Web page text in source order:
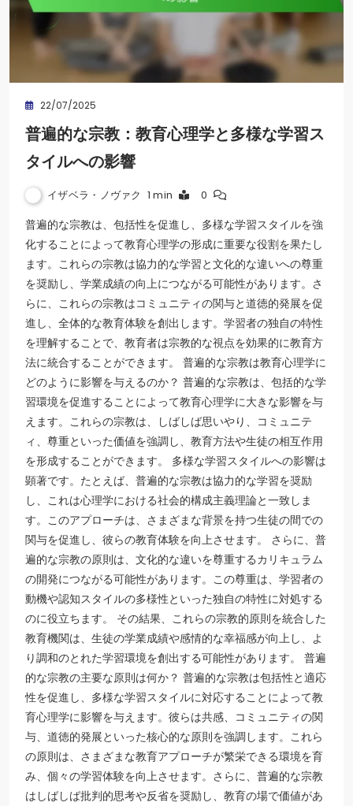
22/07/2025
普遍的な宗教：教育心理学と多様な学習ス
タイルへの影響
イザベラ・ノヴァク 1 min 0
普遍的な宗教は、包括性を促進し、多様な学習スタイルを強
化することによって教育心理学の形成に重要な役割を果たし
ます。これらの宗教は協力的な学習と文化的な違いへの尊重
を奨励し、学業成績の向上につながる可能性があります。さ
らに、これらの宗教はコミュニティの関与と道徳的発展を促
進し、全体的な教育体験を創出します。学習者の独自の特性
を理解することで、教育者は宗教的な視点を効果的に教育方
法に統合することができます。 普遍的な宗教は教育心理学に
どのように影響を与えるのか？ 普遍的な宗教は、包括的な学
習環境を促進することによって教育心理学に大きな影響を与
えます。これらの宗教は、しばしば思いやり、コミュニテ
ィ、尊重といった価値を強調し、教育方法や生徒の相互作用
を形成することができます。 多様な学習スタイルへの影響は
顕著です。たとえば、普遍的な宗教は協力的な学習を奨励
し、これは心理学における社会的構成主義理論と一致しま
す。このアプローチは、さまざまな背景を持つ生徒の間での
関与を促進し、彼らの教育体験を向上させます。 さらに、普
遍的な宗教の原則は、文化的な違いを尊重するカリキュラム
の開発につながる可能性があります。この尊重は、学習者の
動機や認知スタイルの多様性といった独自の特性に対処する
のに役立ちます。 その結果、これらの宗教的原則を統合した
教育機関は、生徒の学業成績や感情的な幸福感が向上し、よ
り調和のとれた学習環境を創出する可能性があります。 普遍
的な宗教の主要な原則は何か？ 普遍的な宗教は包括性と適応
性を促進し、多様な学習スタイルに対応することによって教
育心理学に影響を与えます。彼らは共感、コミュニティの関
与、道徳的発展といった核心的な原則を強調します。これら
の原則は、さまざまな教育アプローチが繁栄できる環境を育
み、個々の学習体験を向上させます。さらに、普遍的な宗教
はしばしば批判的思考や反省を奨励し、教育の場で価値があ